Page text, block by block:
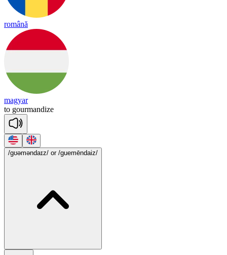
română
magyar
to gourmandize
/gʊəməndaɪz/ or /guemēndaiz/